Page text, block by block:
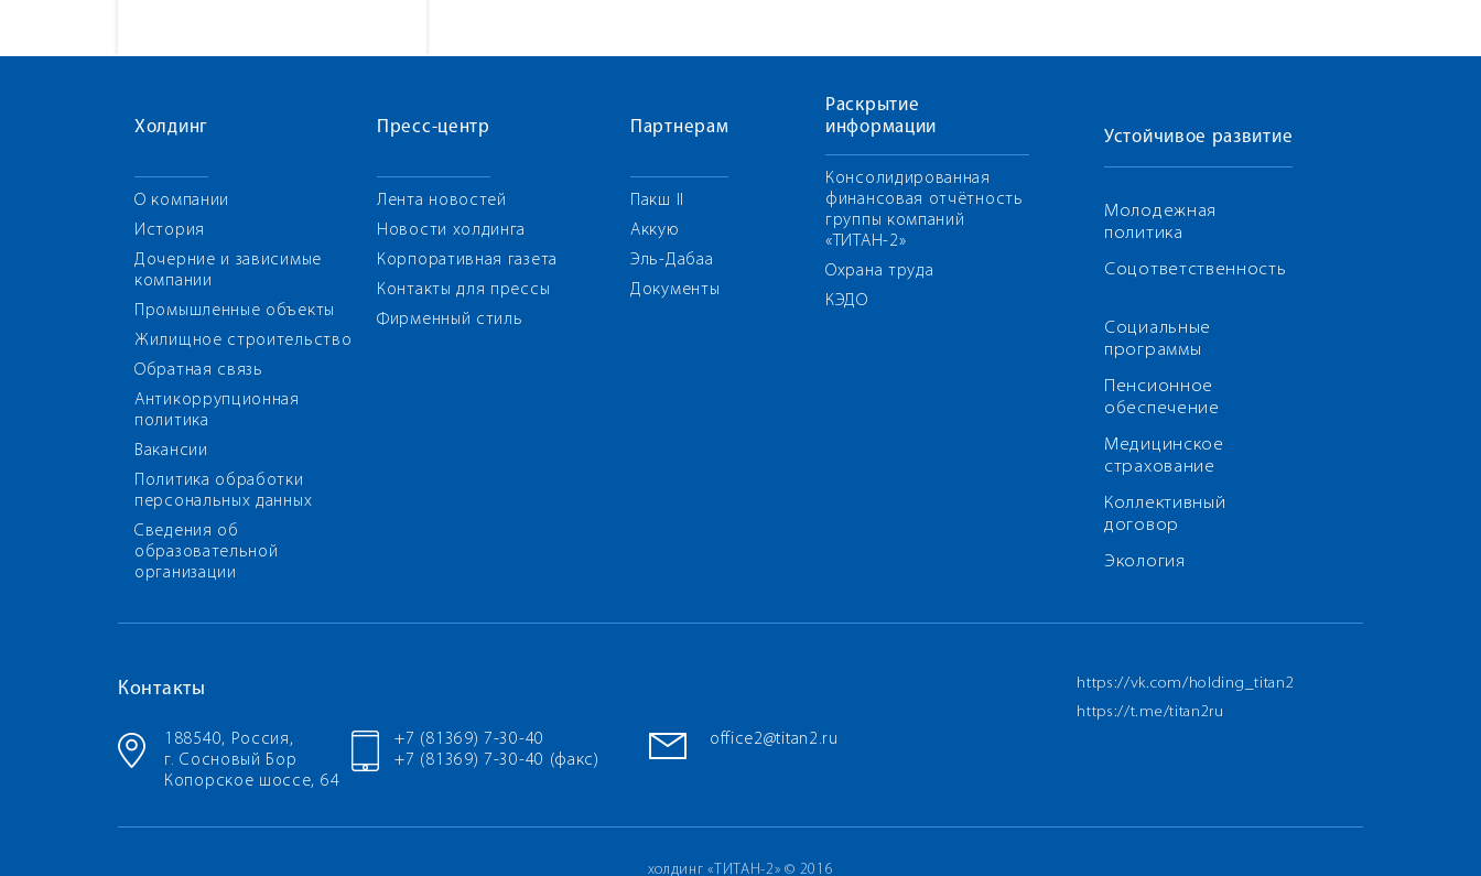
Холдинг
О компании
История
Дочерние и зависимые
компании
Промышленные объекты
Жилищное строительство
Обратная связь
Антикоррупционная
политика
Вакансии
Политика обработки
персональных данных
Сведения об
образовательной
организации
Пресс-центр
Лента новостей
Новости холдинга
Корпоративная газета
Контакты для прессы
Фирменный стиль
Партнерам
Пакш II
Аккую
Эль-Дабаа
Документы
Раскрытие
информации
Консолидированная
финансовая отчётность
группы компаний
«ТИТАН-2»
Охрана труда
КЭДО
Устойчивое развитие
Молодежная
политика
Соцответственность
Социальные
программы
Пенсионное
обеспечение
Медицинское
страхование
Коллективный
договор
Экология
Контакты
188540, Россия,
г. Сосновый Бор
Копорское шоссе, 64
+7 (81369) 7-30-40
+7 (81369) 7-30-40 (факс)
office2@titan2.ru
https://vk.com/holding_titan2
https://t.me/titan2ru
холдинг «ТИТАН-2» © 2016